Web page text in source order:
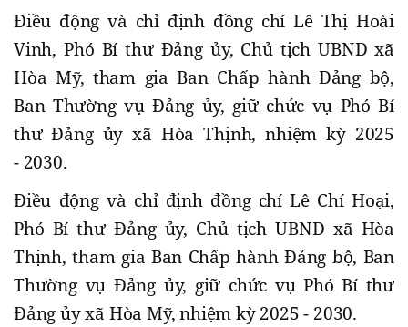
Điều động và chỉ định đồng chí Lê Thị Hoài
Vinh, Phó Bí thư Đảng ủy, Chủ tịch UBND xã
Hòa Mỹ, tham gia Ban Chấp hành Đảng bộ,
Ban Thường vụ Đảng ủy, giữ chức vụ Phó Bí
thư Đảng ủy xã Hòa Thịnh, nhiệm kỳ 2025
- 2030.
Điều động và chỉ định đồng chí Lê Chí Hoại,
Phó Bí thư Đảng ủy, Chủ tịch UBND xã Hòa
Thịnh, tham gia Ban Chấp hành Đảng bộ, Ban
Thường vụ Đảng ủy, giữ chức vụ Phó Bí thư
Đảng ủy xã Hòa Mỹ, nhiệm kỳ 2025 - 2030.